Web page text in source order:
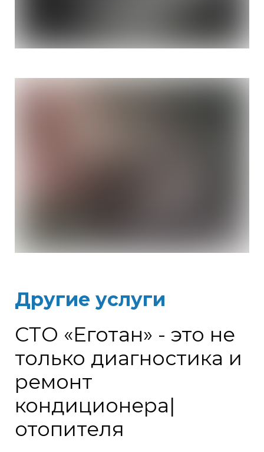
Другие услуги
СТО «Еготан» - это не
только диагностика и
ремонт
кондиционера|
отопителя